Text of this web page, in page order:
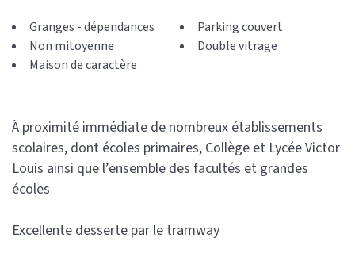
Granges - dépendances
Non mitoyenne
Maison de caractère
Parking couvert
Double vitrage
À proximité immédiate de nombreux établissements
scolaires, dont écoles primaires, Collège et Lycée Victor
Louis ainsi que l’ensemble des facultés et grandes
écoles
Excellente desserte par le tramway